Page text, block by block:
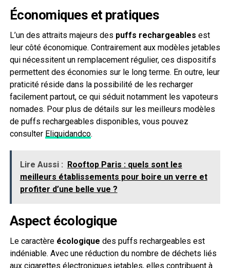
Économiques et pratiques
L’un des attraits majeurs des puffs rechargeables est
leur côté économique. Contrairement aux modèles jetables
qui nécessitent un remplacement régulier, ces dispositifs
permettent des économies sur le long terme. En outre, leur
praticité réside dans la possibilité de les recharger
facilement partout, ce qui séduit notamment les vapoteurs
nomades. Pour plus de détails sur les meilleurs modèles
de puffs rechargeables disponibles, vous pouvez
consulter Eliquidandco.
Lire Aussi : Rooftop Paris : quels sont les
meilleurs établissements pour boire un verre et
profiter d’une belle vue ?
Aspect écologique
Le caractère écologique des puffs rechargeables est
indéniable. Avec une réduction du nombre de déchets liés
aux cigarettes électroniques jetables, elles contribuent à